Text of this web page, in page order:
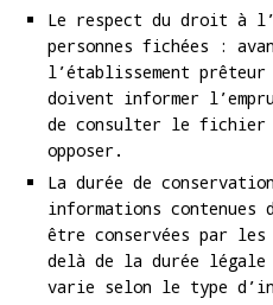
Le respect du droit à
personnes fichées :
l’établissement prêteur
doivent informer
de consulter le fichier
opposer.
La durée de
informations contenues
être conservées par les
delà de la durée
varie selon le type